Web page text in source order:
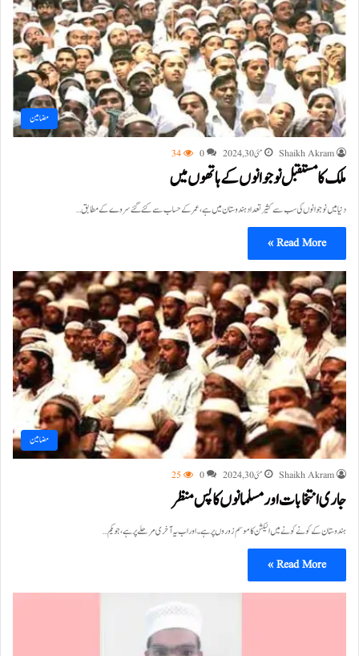
مضامین
Shaikh Akram مئی 30, 2024 0
34
ملک کا مستقبل نوجوانوں کے ہاتھوں میں
دنیا میں نوجوانوں کی سب سے کثیر تعداد ہندوستان میں ہے، عمر کے حساب سے کئے گئے سروے کے مطابق…
Read More »
مضامین
Shaikh Akram مئی 30, 2024 0
25
جاری انتخابات اور مسلمانوں کا پس منظر
ہندوستان کے کونے کونے میں الیکشن کا موسم زوروں پر ہے۔ اور اب یہ آخری مرحلے پر ہے، جو یکم…
Read More »